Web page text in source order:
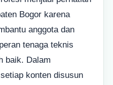
Bogor karena
anggota dan
tenaga teknis
baik. Dalam
konten disusun